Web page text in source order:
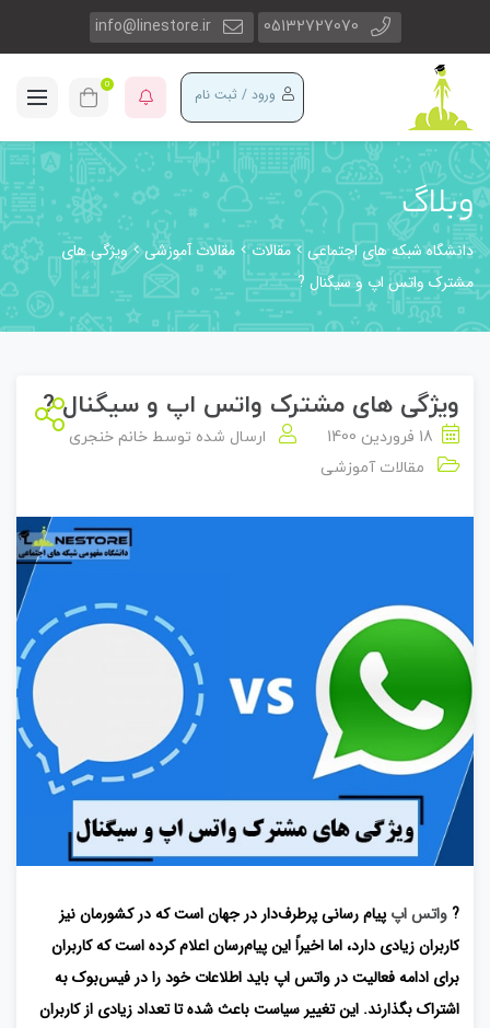
05132727070
info@linestore.ir
ورود / ثبت نام 0
وبلاگ
دانشگاه شبکه های اجتماعی مقالات مقالات آموزشی
ویژگی های
مشترک واتس اپ و سیگنال ?
ویژگی های مشترک واتس اپ و سیگنال ?
18 فروردین 1400 ارسال شده توسط خانم خنجری
مقالات آموزشی
?واتس اپ پیام ‌رسانی پرطرف‌دار در جهان است که در کشورمان نیز
کاربران زیادی دارد، اما اخیراً این پیام‌رسان اعلام کرده است که کاربران
برای ادامه فعالیت در واتس اپ باید اطلاعات خود را در فیس‌بوک به
اشتراک بگذارند. این تغییر سیاست باعث شده تا تعداد زیادی از کاربران